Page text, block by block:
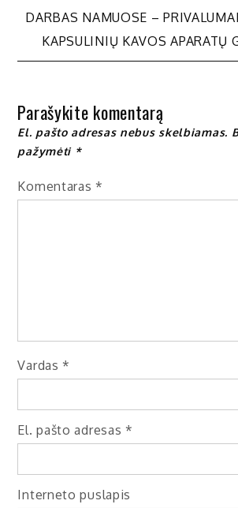
Navigacija
tarp
įrašų
DARBAS NAMUOSE –
KAPSULINIŲ KAVOS APARATŲ
Parašykite komentarą
El. pašto adresas nebus skelbiamas.
pažymėti *
Komentaras *
Vardas *
El. pašto adresas *
Interneto puslapis